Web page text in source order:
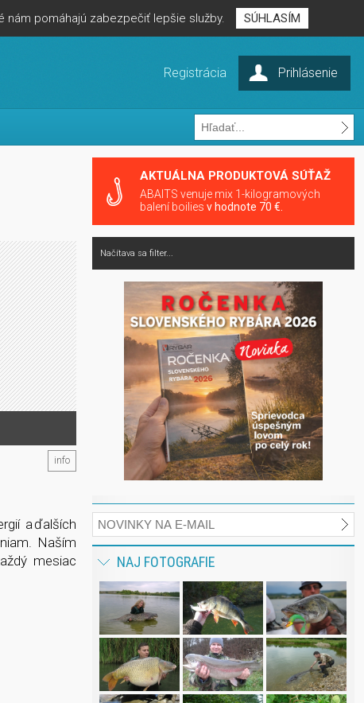
nám pomáhajú zabezpečiť lepšie služby. SÚHLASÍM
Prihlásenie
Registrácia
info
a ďalších
Naším
mesiac
AKTUÁLNA PRODUKTOVÁ SÚŤAŽ
ABAITS venuje mix 1-kilogramových
balení boilies v hodnote 70 €.
Načítava sa filter...
NAJ FOTOGRAFIE